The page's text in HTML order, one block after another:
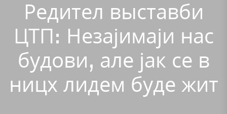
Редител выставби
ЦТП: Незајимаји нас
будови, але јак се в
ницх лидем буде жит